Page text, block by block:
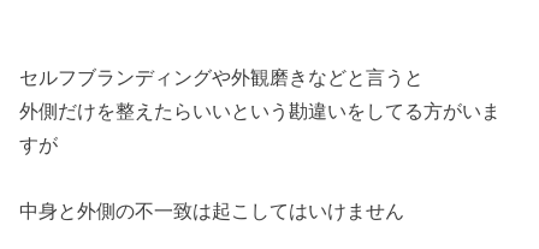
セルフブランディングや外観磨きなどと言うと
外側だけを整えたらいいという勘違いをしてる方がいま
すが
中身と外側の不一致は起こしてはいけません